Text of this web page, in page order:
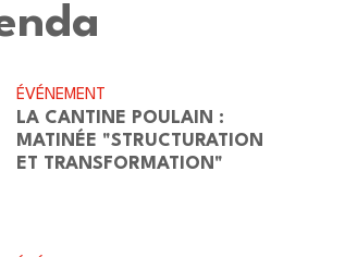
ÉVÉNEMENT
LA CANTINE POULAIN :
MATINÉE "STRUCTURATION
ET TRANSFORMATION"